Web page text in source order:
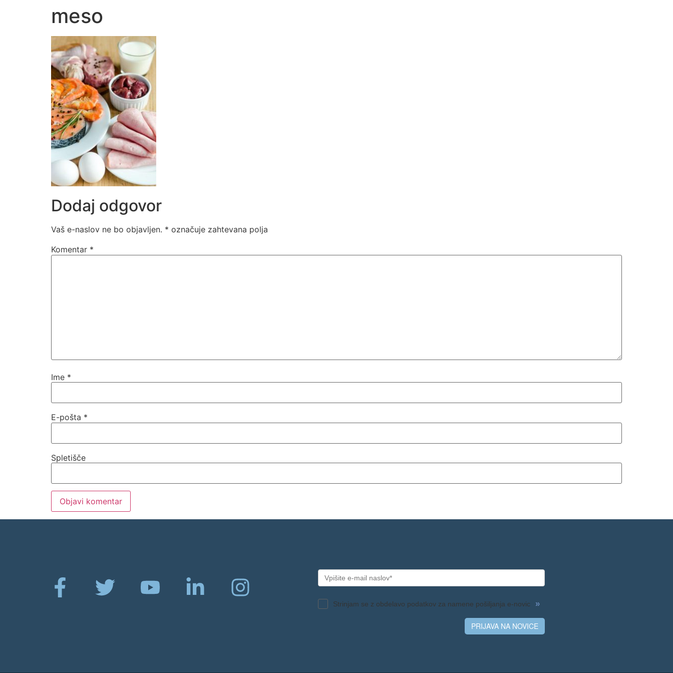
meso
Dodaj odgovor
Vaš e-naslov ne bo objavljen. * označuje zahtevana polja
Komentar *
Ime *
E-pošta *
Spletišče
Strinjam se z obdelavo podatkov za namene pošiljanja e-novic »
PRIJAVA NA NOVICE